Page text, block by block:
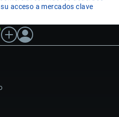
acceso a mercados clave